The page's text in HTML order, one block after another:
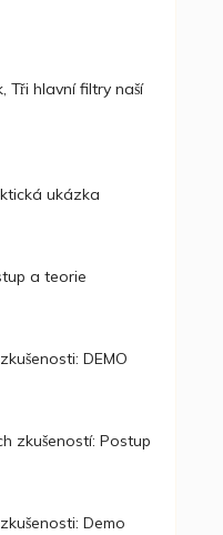
Tři hlavní filtry naší
ukázka
a teorie
DEMO
zkušeností: Postup
Demo